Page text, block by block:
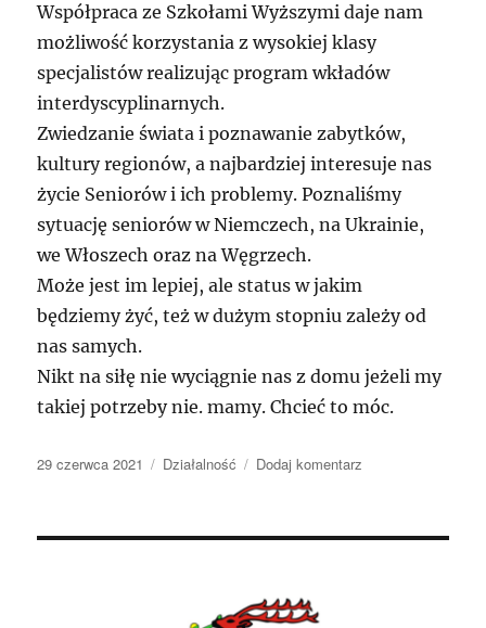
Współpraca ze Szkołami Wyższymi daje nam
możliwość korzystania z wysokiej klasy
specjalistów realizując program wkładów
interdyscyplinarnych.
Zwiedzanie świata i poznawanie zabytków,
kultury regionów, a najbardziej interesuje nas
życie Seniorów i ich problemy. Poznaliśmy
sytuację seniorów w Niemczech, na Ukrainie,
we Włoszech oraz na Węgrzech.
Może jest im lepiej, ale status w jakim
będziemy żyć, też w dużym stopniu zależy od
nas samych.
Nikt na siłę nie wyciągnie nas z domu jeżeli my
takiej potrzeby nie. mamy. Chcieć to móc.
Data
29 czerwca 2021 Kategorie
Działalność Dodaj komentarz
najbliższym